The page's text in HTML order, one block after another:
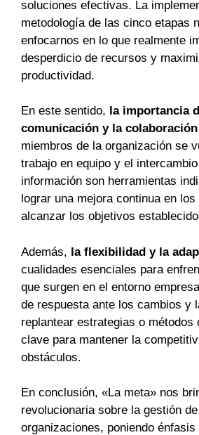
soluciones efectivas. La
metodología de las cinco etapas
enfocarnos en lo que realmente
desperdicio de recursos y
productividad.
En este sentido, la importancia
comunicación y la colaboración
miembros de la organización se
trabajo en equipo y el
información son herramientas
lograr una mejora continua en
alcanzar los objetivos
Además, la flexibilidad y la
cualidades esenciales para
que surgen en el entorno
de respuesta ante los cambios y
replantear estrategias o métodos
clave para mantener la
obstáculos.
En conclusión, «La meta» nos
revolucionaria sobre la gestión
organizaciones, poniendo